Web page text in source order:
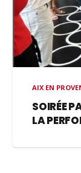
AIX EN
SOIRÉE
LA